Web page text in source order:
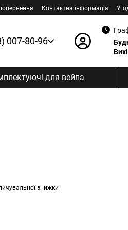
Контактна інформація
007-80-96
для вейпа
знижки